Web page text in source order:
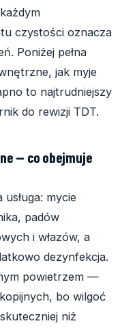
czystości oznacza
Poniżej pełna
jak myje
to najtrudniejszy
do rewizji TDT.
— co obejmuje
mycie
padów
i włazów, a
dezynfekcja.
powietrzem —
bo wilgoć
niż